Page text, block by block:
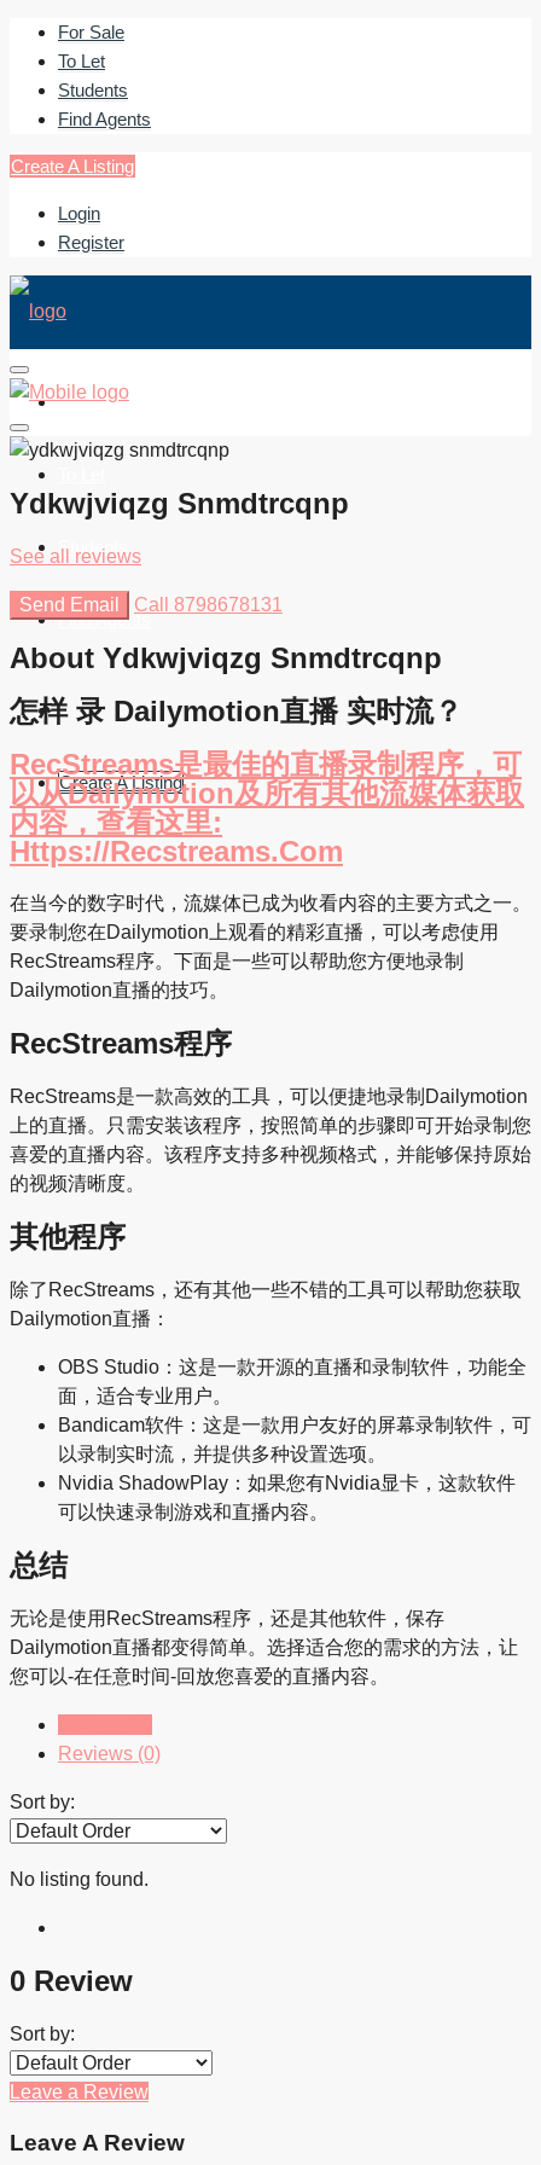
For Sale
To Let
Students
Find Agents
Create A Listing
Login
Register
For Sale
Students
Find Agents
Create A Listing
Ydkwjviqzg Snmdtrcqnp
See all reviews
Send Email Call 8798678131
About Ydkwjviqzg Snmdtrcqnp
怎样 录 Dailymotion直播 实时流？
RecStreams是最佳的直播录制程序，可
以从Dailymotion及所有其他流媒体获取
内容，查看这里:
Https://recstreams.com
在当今的数字时代，流媒体已成为收看内容的主要方式之一。
要录制您在Dailymotion上观看的精彩直播，可以考虑使用
RecStreams程序。下面是一些可以帮助您方便地录制
Dailymotion直播的技巧。
RecStreams程序
RecStreams是一款高效的工具，可以便捷地录制Dailymotion
上的直播。只需安装该程序，按照简单的步骤即可开始录制您
喜爱的直播内容。该程序支持多种视频格式，并能够保持原始
的视频清晰度。
其他程序
除了RecStreams，还有其他一些不错的工具可以帮助您获取
Dailymotion直播：
OBS Studio：这是一款开源的直播和录制软件，功能全
面，适合专业用户。
Bandicam软件：这是一款用户友好的屏幕录制软件，可
以录制实时流，并提供多种设置选项。
Nvidia ShadowPlay：如果您有Nvidia显卡，这款软件
可以快速录制游戏和直播内容。
总结
无论是使用RecStreams程序，还是其他软件，保存
Dailymotion直播都变得简单。选择适合您的需求的方法，让
您可以-在任意时间-回放您喜爱的直播内容。
Reviews (0)
Sort by:
No listing found.
0 Review
Sort by:
Leave a Review
Leave A Review